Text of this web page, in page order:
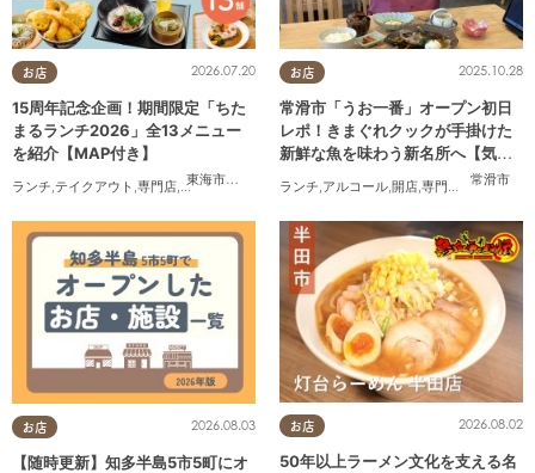
お店
東海市
,大府市 知多市, 東浦町,半田市,常滑市,武豊町
2026.07.20
15周年記念企画！期間限定「ちた
まるランチ2026」全13メニュー
を紹介【MAP付き】
ランチ,テイクアウト ,専門店,ちたまるスタイル掲載店,まとめ記事,家族,カップル,おひと
お店
常滑市
2025.10.28
常滑市「うお一番」オープン初日
レポ！きまぐれクックが手掛けた
新鮮な魚を味わう新名所へ【気に
なるリサーチ#31】
ランチ,アルコール,開店,専門店 気になる
お店 2026.08.03
【随時更新】知多半島5市5町にオ
お店 2026.08.02
50年以上ラーメン文化を支える名